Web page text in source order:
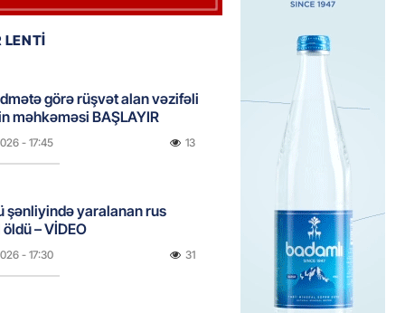
görə rüşvət alan vəzifəli
məhkəməsi BAŞLAYIR
- 17:45 13
şənliyində yaralanan rus
– VİDEO
- 17:30 31